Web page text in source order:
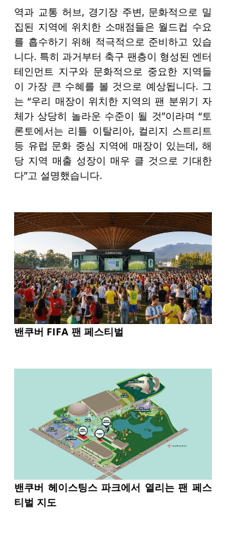
역과 교통 허브, 경기장 주변, 문화적으로 밀
집된 지역에 위치한 소매점들은 월드컵 수요
를 흡수하기 위해 적극적으로 준비하고 있습
니다. 특히 과거부터 축구 팬층이 형성된 엔터
테인먼트 지구와 문화적으로 중요한 지역들
이 가장 큰 수혜를 볼 것으로 예상됩니다. 그
는 “우리 매장이 위치한 지역의 팬 분위기 자
체가 상당히 놀라운 수준이 될 것”이라며 “토
론토에서는 리틀 이탈리아, 컬리지 스트리트
등 유럽 문화 중심 지역에 매장이 있는데, 해
당 지역 매출 성장이 매우 클 것으로 기대한
다”고 설명했습니다.
밴쿠버 FIFA 팬 페스티벌
밴쿠버 헤이스팅스 파크에서 열리는 팬 페스
티벌 지도